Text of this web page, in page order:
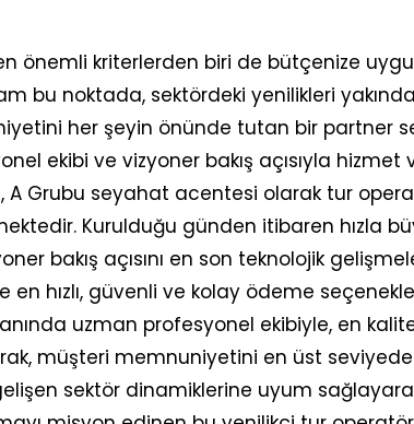
önemli kriterlerden biri de bütçenize
bu noktada, sektördeki yenilikleri
her şeyin önünde tutan bir partner
ekibi ve vizyoner bakış açısıyla hizmet
Grubu seyahat acentesi olarak tur
Kurulduğu günden itibaren hızla
bakış açısını en son teknolojik
hızlı, güvenli ve kolay ödeme
uzman profesyonel ekibiyle, en
müşteri memnuniyetini en üst seviyede
sektör dinamiklerine uyum